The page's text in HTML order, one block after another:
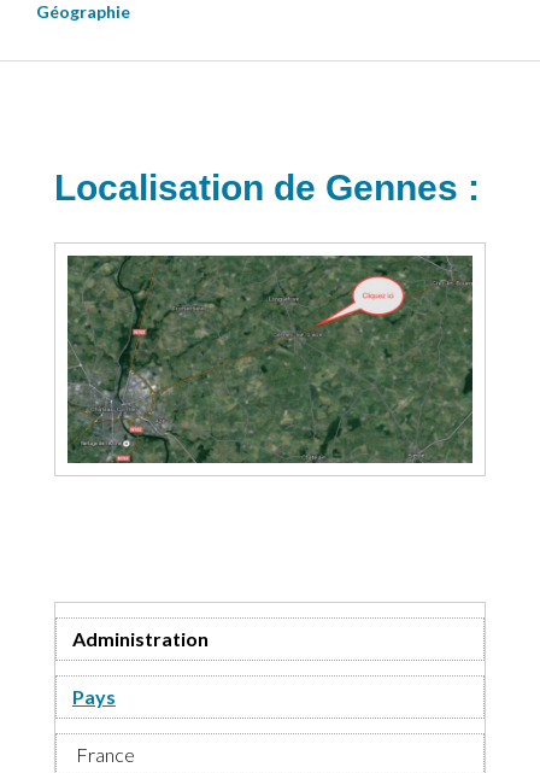
Géographie
Localisation de Gennes :
Administration
Pays
France